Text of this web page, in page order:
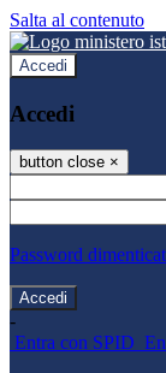
Salta al contenuto
Accedi
Accedi
button close ×
Password
-
Entra con SPID